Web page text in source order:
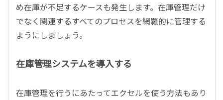
め在庫が不足するケースも発生します。在庫管理だけ
でなく関連するすべてのプロセスを網羅的に管理する
ようにしましょう。
在庫管理システムを導入する
在庫管理を行うにあたってエクセルを使う方法もあり